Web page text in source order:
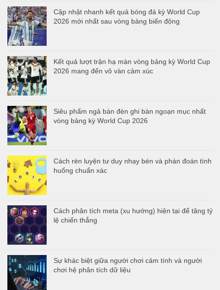
Cập nhật nhanh kết quả bóng đá kỳ World Cup
2026 mới nhất sau vòng bảng biến động
Kết quả lượt trận hạ màn vòng bảng kỳ World Cup
2026 mang đến vô vàn cảm xúc
Siêu phẩm ngả bàn đèn ghi bàn ngoạn mục nhất
vòng bảng kỳ World Cup 2026
Cách rèn luyện tư duy nhạy bén và phán đoán tình
huống chuẩn xác
Cách phân tích meta (xu hướng) hiện tại để tăng tỷ
lệ chiến thắng
Sự khác biệt giữa người chơi cảm tính và người
chơi hệ phân tích dữ liệu